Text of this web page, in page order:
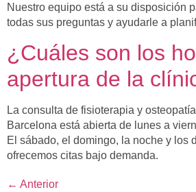
Nuestro equipo está a su disposición
todas sus preguntas y ayudarle a
¿Cuáles son los
apertura de la
La consulta de fisioterapia y
Barcelona está abierta de lunes a
El sábado, el domingo, la noche y los
ofrecemos citas bajo demanda.
← Anterior